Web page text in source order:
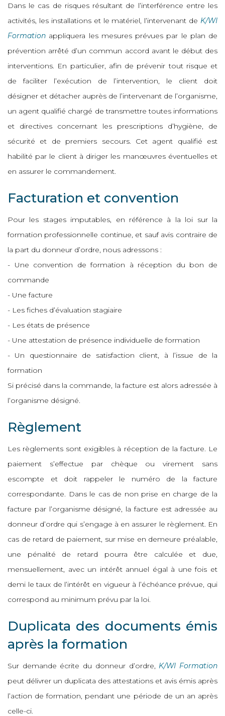
Dans le cas de risques résultant de l’interférence entre les
activités, les installations et le matériel, l’intervenant de K/WI
Formation appliquera les mesures prévues par le plan de
prévention arrêté d’un commun accord avant le début des
interventions. En particulier, afin de prévenir tout risque et
de faciliter l’exécution de l’intervention, le client doit
désigner et détacher auprès de l’intervenant de l’organisme,
un agent qualifié chargé de transmettre toutes informations
et directives concernant les prescriptions d’hygiène, de
sécurité et de premiers secours. Cet agent qualifié est
habilité par le client à diriger les manœuvres éventuelles et
en assurer le commandement.
Facturation et convention
Pour les stages imputables, en référence à la loi sur la
formation professionnelle continue, et sauf avis contraire de
la part du donneur d’ordre, nous adressons :
- Une convention de formation à réception du bon de
commande
- Une facture
- Les fiches d’évaluation stagiaire
- Les états de présence
- Une attestation de présence individuelle de formation
- Un questionnaire de satisfaction client, à l’issue de la
formation
Si précisé dans la commande, la facture est alors adressée à
l’organisme désigné.
Règlement
Les règlements sont exigibles à réception de la facture. Le
paiement s’effectue par chèque ou virement sans
escompte et doit rappeler le numéro de la facture
correspondante. Dans le cas de non prise en charge de la
facture par l’organisme désigné, la facture est adressée au
donneur d’ordre qui s’engage à en assurer le règlement. En
cas de retard de paiement, sur mise en demeure préalable,
une pénalité de retard pourra être calculée et due,
mensuellement, avec un intérêt annuel égal à une fois et
demi le taux de l’intérêt en vigueur à l’échéance prévue, qui
correspond au minimum prévu par la loi.
Duplicata des documents émis
après la formation
Sur demande écrite du donneur d’ordre, K/WI Formation
peut délivrer un duplicata des attestations et avis émis après
l’action de formation, pendant une période de un an après
celle-ci.